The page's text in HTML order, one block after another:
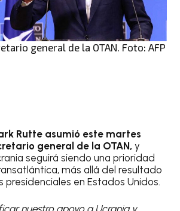
general de la OTAN. Foto: AFP
Rutte asumió este martes
general de la OTAN, y
seguirá siendo una prioridad
más allá del resultado
presidenciales en Estados Unidos.